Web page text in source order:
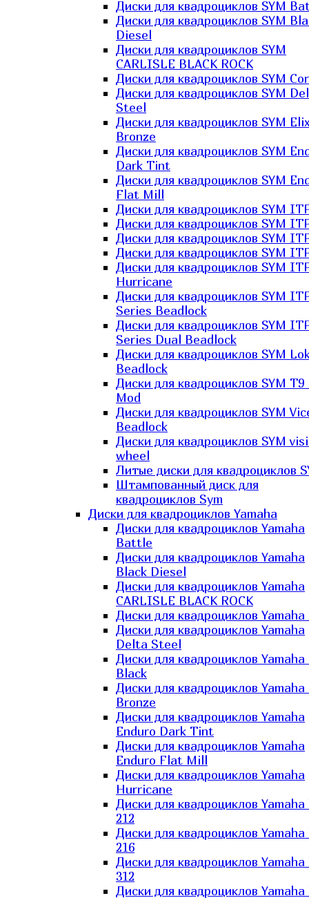
Диски для квадроциклов SYM
Диски для квадроциклов SYM
Diesel
Диски для квадроциклов SYM
CARLISLE BLACK ROCK
Диски для квадроциклов SYM
Диски для квадроциклов SYM
Steel
Диски для квадроциклов SYM
Bronze
Диски для квадроциклов SYM
Dark Tint
Диски для квадроциклов SYM
Flat Mill
Диски для квадроциклов SYM
Диски для квадроциклов SYM
Диски для квадроциклов SYM
Диски для квадроциклов SYM
Диски для квадроциклов SYM
Hurricane
Диски для квадроциклов SYM
Series Beadlock
Диски для квадроциклов SYM
Series Dual Beadlock
Диски для квадроциклов SYM
Beadlock
Диски для квадроциклов SYM T9
Mod
Диски для квадроциклов SYM
Beadlock
Диски для квадроциклов SYM
wheel
Литые диски для квадроциклов
Штампованный диск для
квадроциклов Sym
Диски для квадроциклов Yamaha
Диски для квадроциклов Yamaha
Battle
Диски для квадроциклов Yamaha
Black Diesel
Диски для квадроциклов Yamaha
CARLISLE BLACK ROCK
Диски для квадроциклов Yamaha
Диски для квадроциклов Yamaha
Delta Steel
Диски для квадроциклов
Black
Диски для квадроциклов
Bronze
Диски для квадроциклов Yamaha
Enduro Dark Tint
Диски для квадроциклов Yamaha
Enduro Flat Mill
Диски для квадроциклов Yamaha
Hurricane
Диски для квадроциклов
212
Диски для квадроциклов
216
Диски для квадроциклов
312
Диски для квадроциклов